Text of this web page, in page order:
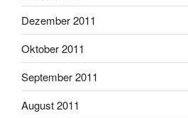
Dezember 2011
Oktober 2011
September 2011
August 2011